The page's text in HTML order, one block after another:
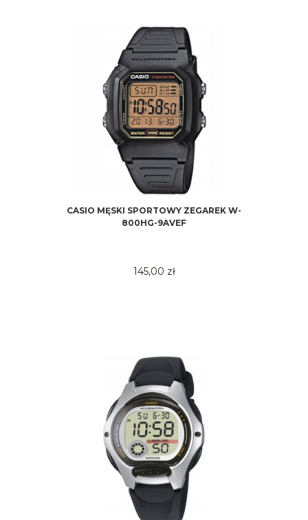
CASIO MĘSKI SPORTOWY ZEGAREK W-
800HG-9AVEF
145,00 zł